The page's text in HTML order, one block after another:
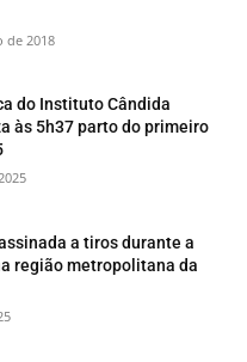
de 2018
do Instituto Cândida
às 5h37 parto do primeiro
a tiros durante a
região metropolitana da